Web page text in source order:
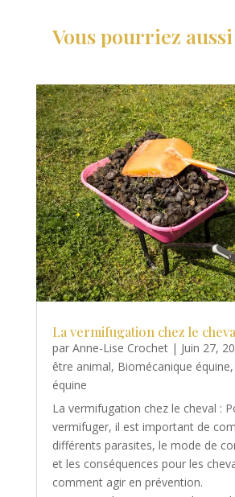
Vous pourriez
La vermifugation chez le
par Anne-Lise Crochet| Juin 27,
être animal, Biomécanique équine,
équine
La vermifugation chez le cheval :
vermifuger, il est important de
différents parasites, le mode de
et les conséquences pour les
comment agir en prévention.